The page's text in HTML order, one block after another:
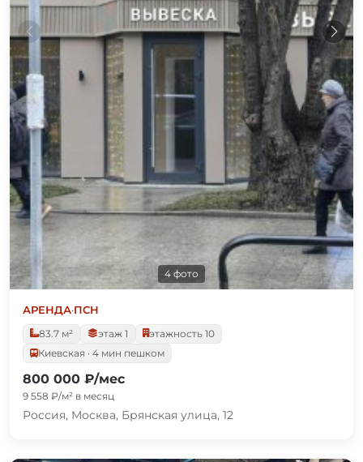
4 фото
АРЕНДА·ПСН
83.7 м²
этаж 1
этажность 10
Киевская · 4 мин пешком
800 000 ₽/мес
9 558 ₽/м² в месяц
Россия, Москва, Брянская улица, 12